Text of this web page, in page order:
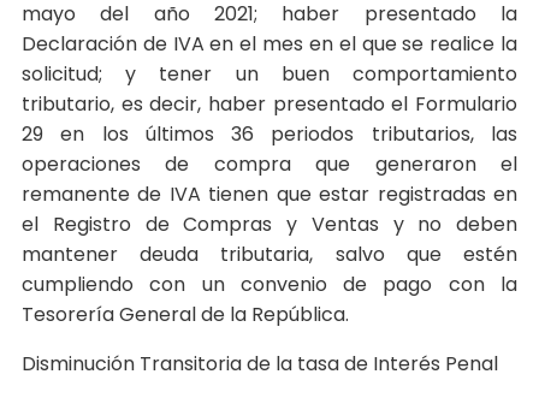
mayo del año 2021; haber presentado la
Declaración de IVA en el mes en el que se realice la
solicitud; y tener un buen comportamiento
tributario, es decir, haber presentado el Formulario
29 en los últimos 36 periodos tributarios, las
operaciones de compra que generaron el
remanente de IVA tienen que estar registradas en
el Registro de Compras y Ventas y no deben
mantener deuda tributaria, salvo que estén
cumpliendo con un convenio de pago con la
Tesorería General de la República.
Disminución Transitoria de la tasa de Interés Penal